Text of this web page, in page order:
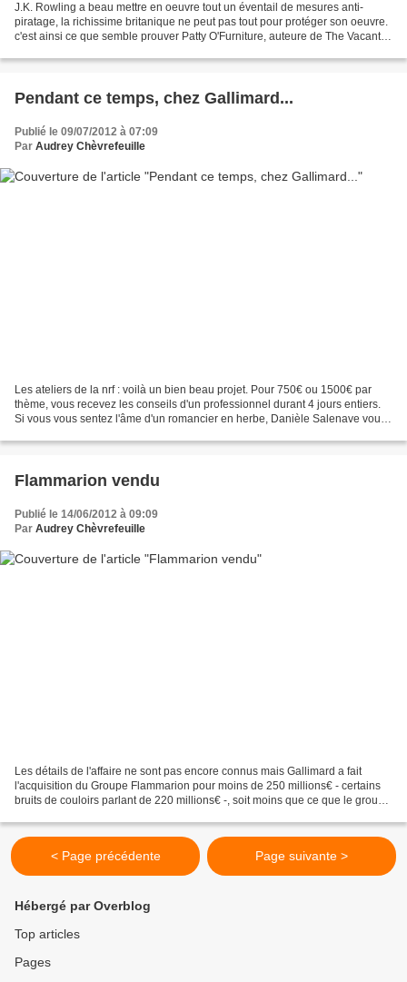
J.K. Rowling a beau mettre en oeuvre tout un éventail de mesures anti-
piratage, la richissime britanique ne peut pas tout pour protéger son oeuvre.
c'est ainsi ce que semble prouver Patty O'Furniture, auteure de The Vacant
Pendant ce temps, chez Gallimard...
Publié le 09/07/2012 à 07:09
Par Audrey Chèvrefeuille
Les ateliers de la nrf : voilà un bien beau projet. Pour 750€ ou 1500€ par
thème, vous recevez les conseils d'un professionnel durant 4 jours entiers.
Si vous vous sentez l'âme d'un romancier en herbe, Danièle Salenave vous
Flammarion vendu
Publié le 14/06/2012 à 09:09
Par Audrey Chèvrefeuille
Les détails de l'affaire ne sont pas encore connus mais Gallimard a fait
l'acquisition du Groupe Flammarion pour moins de 250 millions€ - certains
bruits de couloirs parlant de 220 millions€ -, soit moins que ce que le groupe
< Page précédente Page suivante >
Hébergé par Overblog
Top articles
Pages